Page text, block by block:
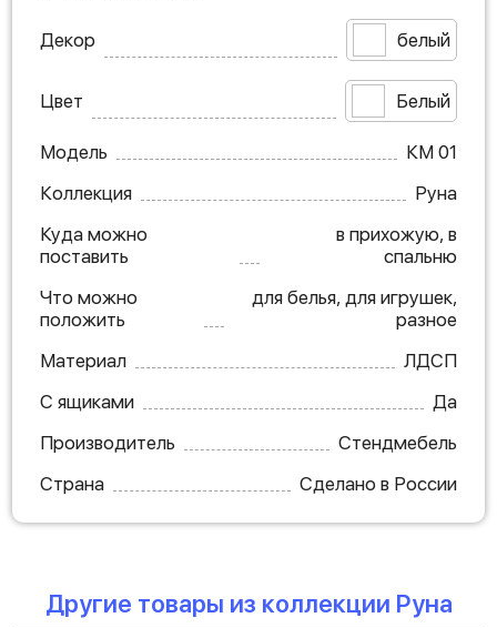
Декор белый
Цвет Белый
Модель
КМ 01
Коллекция
Руна
Куда можно
поставить
в прихожую, в
спальню
Что можно
положить
для белья, для игрушек,
разное
Материал
ЛДСП
С ящиками
Да
Производитель
Стендмебель
Страна
Сделано в России
Другие товары из коллекции Руна